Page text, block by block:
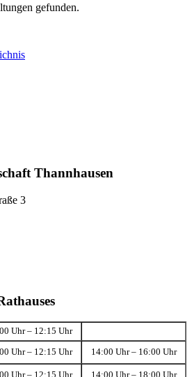
gefunden.
Thannhausen
3
Uhr – 12:15 Uhr
Uhr – 12:15 Uhr 14:00 Uhr – 16:00 Uhr